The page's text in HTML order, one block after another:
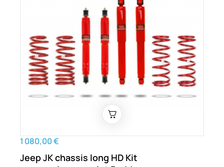
1 080,00 €
Jeep JK chassis long HD Kit